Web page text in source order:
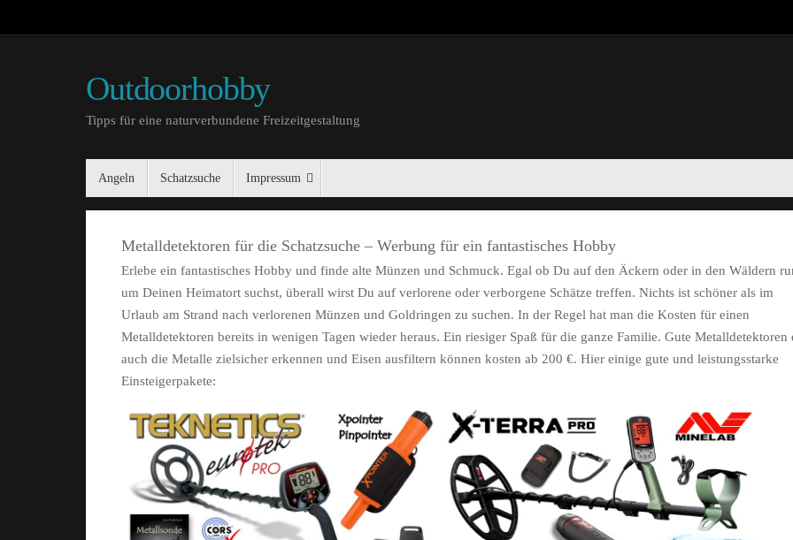
Outdoorhobby
Tipps für eine naturverbundene Freizeitgestaltung
Angeln Schatzsuche Impressum
Metalldetektoren für die Schatzsuche – Werbung für ein fantastisches Hobby
Erlebe ein fantastisches Hobby und finde alte Münzen und Schmuck. Egal ob Du auf den Äckern oder in den Wäldern
um Deinen Heimatort suchst, überall wirst Du auf verlorene oder verborgene Schätze treffen. Nichts ist schöner als im
Urlaub am Strand nach verlorenen Münzen und Goldringen zu suchen. In der Regel hat man die Kosten für einen
Metalldetektoren bereits in wenigen Tagen wieder heraus. Ein riesiger Spaß für die ganze Familie. Gute Metalldetektoren
auch die Metalle zielsicher erkennen und Eisen ausfiltern können kosten ab 200 €. Hier einige gute und leistungsstarke
Einsteigerpakete: